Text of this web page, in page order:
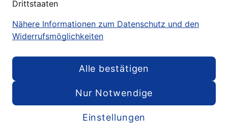
Drittstaaten
Nähere Informationen zum Datenschutz und den
Widerrufsmöglichkeiten
Einstellungen
Nur Notwendige
Alle bestätigen